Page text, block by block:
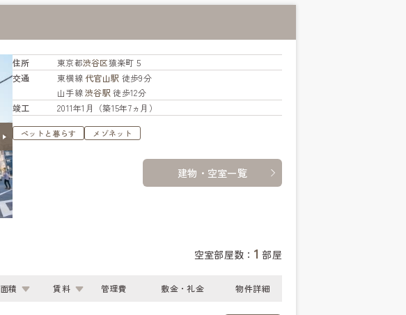
住所 東京都渋谷区猿楽町５
交通
東横線 代官山駅 徒歩9分
山手線渋谷駅 徒歩12分
竣工
2011年1月（築15年7ヵ月）
ペットと暮らす メゾネット
建物・空室一覧
空室部屋数： 1 部屋
面積 賃料 管理費 敷金・礼金 物件詳細